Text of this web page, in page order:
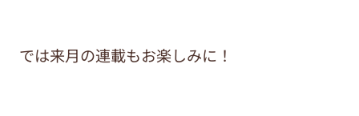
では来月の連載もお楽しみに！